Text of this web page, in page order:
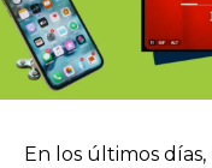
En los últimos